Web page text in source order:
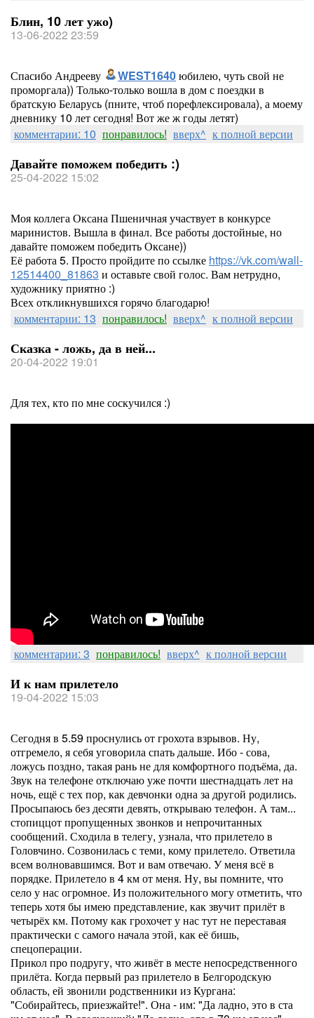
Блин, 10 лет ужо)
13-06-2022 23:59
Спасибо Андрееву WEST1640юбилею, чуть свой не
проморгала)) Только-только вошла в дом с поездки в
братскую Беларусь (пните, чтоб порефлексировала), а моему
дневнику 10 лет сегодня! Вот же ж годы летят)
комментарии: 10 понравилось! вверх^ к полной версии
Давайте поможем победить :)
25-04-2022 15:02
Моя коллега Оксана Пшеничная участвует в конкурсе
маринистов. Вышла в финал. Все работы достойные, но
давайте поможем победить Оксане))
Её работа 5. Просто пройдите по ссылке https://vk.com/wall-
12514400_81863 и оставьте свой голос. Вам нетрудно,
художнику приятно :)
Всех откликнувшихся горячо благодарю!
комментарии: 13 понравилось! вверх^ к полной версии
Сказка - ложь, да в ней...
20-04-2022 19:01
Для тех, кто по мне соскучился :)
комментарии: 3 понравилось! вверх^ к полной версии
И к нам прилетело
19-04-2022 15:03
Сегодня в 5.59 проснулись от грохота взрывов. Ну,
отгремело, я себя уговорила спать дальше. Ибо - сова,
ложусь поздно, такая рань не для комфортного подъёма, да.
Звук на телефоне отключаю уже почти шестнадцать лет на
ночь, ещё с тех пор, как девчонки одна за другой родились.
Просыпаюсь без десяти девять, открываю телефон. А там...
стопиццот пропущенных звонков и непрочитанных
сообщений. Сходила в телегу, узнала, что прилетело в
Головчино. Созвонилась с теми, кому прилетело. Ответила
всем волновавшимся. Вот и вам отвечаю. У меня всё в
порядке. Прилетело в 4 км от меня. Ну, вы помните, что
село у нас огромное. Из положительного могу отметить, что
теперь хотя бы имею представление, как звучит прилёт в
четырёх км. Потому как грохочет у нас тут не переставая
практически с самого начала этой, как её бишь,
спецоперации.
Прикол про подругу, что живёт в месте непосредственного
прилёта. Когда первый раз прилетело в Белгородскую
область, ей звонили родственники из Кургана:
"Собирайтесь, приезжайте!". Она - им: "Да ладно, это в ста